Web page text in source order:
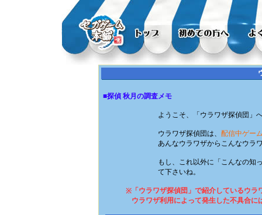
■探偵 秋月の調査メモ
ようこそ、「ウラワザ探偵団」
ウラワザ探偵団は、 配信中ゲー
あんなウラワザからこんなウラ
もし、これ以外に「こんなの知
て下さいね。
※「ウラワザ探偵団」で紹介しているウラ
ウラワザ利用によって発生した不具合